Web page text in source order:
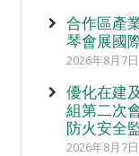
合作區產
琴會展國
2026年8月7
優化在建
組第二次
防火安全
2026年8月7